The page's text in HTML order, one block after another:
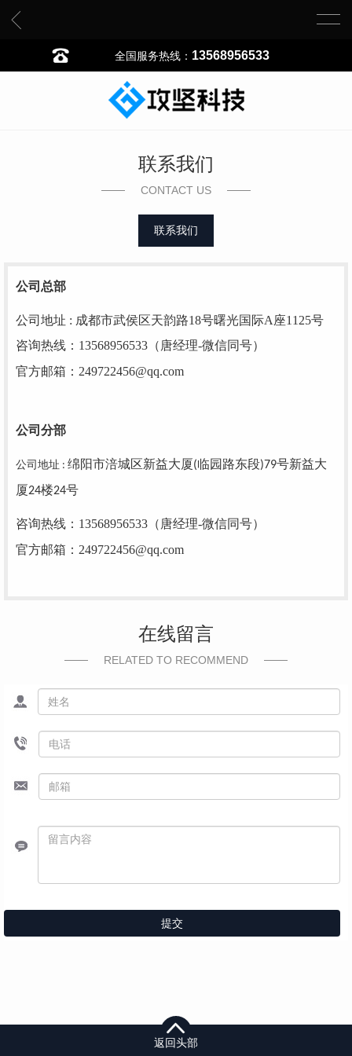
全国服务热线： 13568956533
联系我们
CONTACT US
联系我们
公司总部
公司地址 : 成都市武侯区天韵路18号曙光国际A座1125号
咨询热线： 13568956533（唐经理-微信同号）
官方邮箱： 249722456@qq.com
公司分部
公司地址 : 绵阳市涪城区新益大厦(临园路东段)79号新益大
厦24楼24号
咨询热线： 13568956533（唐经理-微信同号）
官方邮箱： 249722456@qq.com
在线留言
RELATED TO RECOMMEND
提交
返回头部